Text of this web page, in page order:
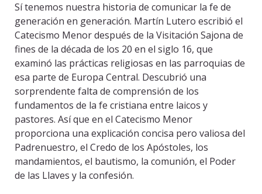
Sí tenemos nuestra historia de comunicar la fe de
generación en generación. Martín Lutero escribió el
Catecismo Menor después de la Visitación Sajona de
fines de la década de los 20 en el siglo 16, que
examinó las prácticas religiosas en las parroquias de
esa parte de Europa Central. Descubrió una
sorprendente falta de comprensión de los
fundamentos de la fe cristiana entre laicos y
pastores. Así que en el Catecismo Menor
proporciona una explicación concisa pero valiosa del
Padrenuestro, el Credo de los Apóstoles, los
mandamientos, el bautismo, la comunión, el Poder
de las Llaves y la confesión.